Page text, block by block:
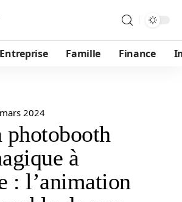
Entreprise Famille Finance
2024
à
: l’animation